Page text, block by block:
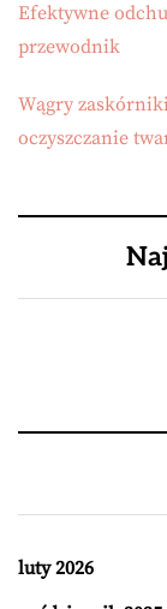
Efektywne
przewodnik
Wągry
oczyszczanie
luty 2026